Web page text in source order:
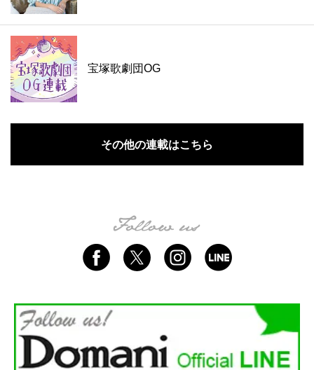
宝塚歌劇団OG
その他の連載はこちら